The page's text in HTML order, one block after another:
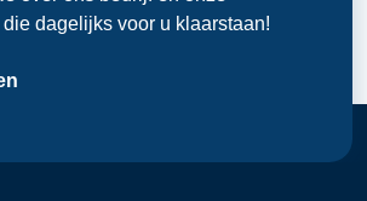
dagelijks voor u klaarstaan!